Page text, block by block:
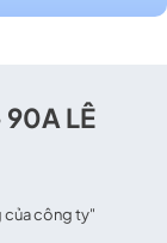
90A LÊ
của công ty"